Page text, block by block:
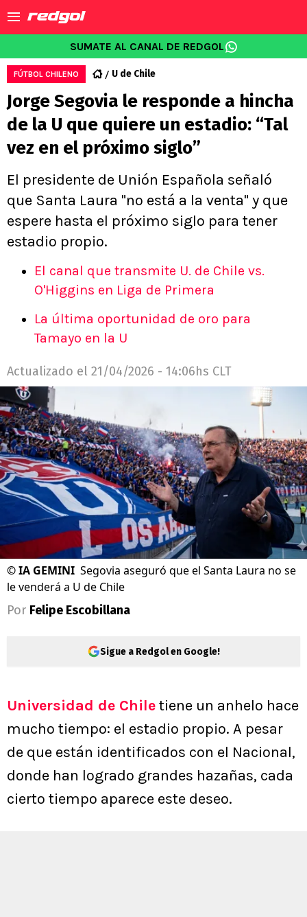
SUMATE AL CANAL DE REDGOL
FÚTBOL CHILENO U de Chile
Jorge Segovia le responde a hincha
de la U que quiere un estadio: “Tal
vez en el próximo siglo”
El presidente de Unión Española señaló
que Santa Laura "no está a la venta" y que
espere hasta el próximo siglo para tener
estadio propio.
El canal que transmite U. de Chile vs.
O'Higgins en Liga de Primera
La última oportunidad de oro para
Tamayo en la U
Actualizado el 21/04/2026 - 14:06hs CLT
©IA GEMINI Segovia aseguró que el Santa Laura no se
le venderá a U de Chile
Por Felipe Escobillana
Sigue a Redgol en Google!
Universidad de Chiletiene un anhelo hace
mucho tiempo: el estadio propio. A pesar
de que están identificados con el Nacional,
donde han logrado grandes hazañas, cada
cierto tiempo aparece este deseo.